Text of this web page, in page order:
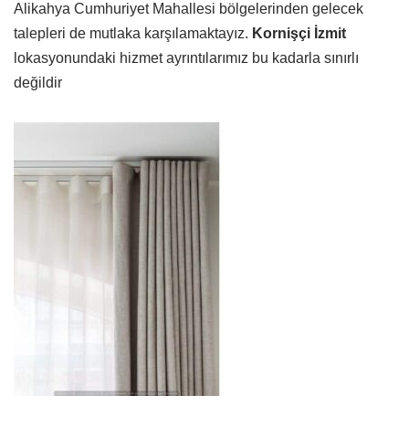
Alikahya Cumhuriyet Mahallesi bölgelerinden gelecek
talepleri de mutlaka karşılamaktayız. Kornişçi İzmit
lokasyonundaki hizmet ayrıntılarımız bu kadarla sınırlı
değildir